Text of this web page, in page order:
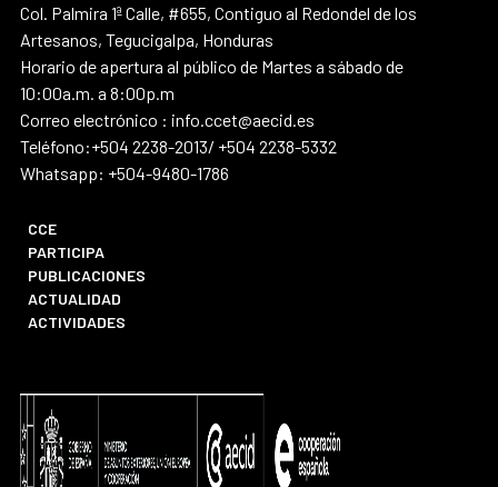
Col. Palmira 1ª Calle, #655, Contiguo al Redondel de los
Artesanos, Tegucigalpa, Honduras
Horario de apertura al público de Martes a sábado de
10:00a.m. a 8:00p.m
Correo electrónico : info.ccet@aecid.es
Teléfono:+504 2238-2013/ +504 2238-5332
Whatsapp: +504-9480-1786
CCE
PARTICIPA
PUBLICACIONES
ACTUALIDAD
ACTIVIDADES